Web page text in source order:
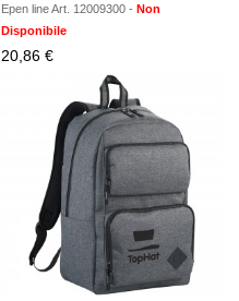
Epen lineArt. 12009300 - Non
Disponibile
20,86 €Prezzo
scontato